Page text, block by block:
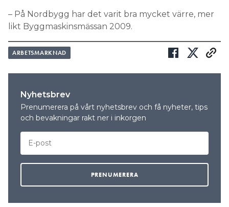
– På Nordbygg har det varit bra mycket värre, mer
likt Byggmaskinsmässan 2009.
ARBETSMARKNAD
Nyhetsbrev
Prenumerera på vårt nyhetsbrev och få nyheter, tips
och bevakningar rakt ner i inkorgen